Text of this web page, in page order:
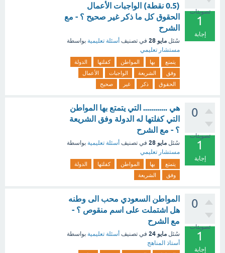
تصويتات
1
إجابة
(0.5 نقطة) الواجبات الأعمال
الحقوق كل ما ذكر غير صحيح ؟ - مع
الشرح
سُئل مايو 28 في تصنيف أسئلة تعليمية بواسطة
مستشار تعليمي
يتمتع بها المواطن كفلتها
الدولة
وفق
الشريعة الواجبات
الأعمال
الحقوق
ذكر غير صحيح
0
تصويتات
1
إجابة
هي ............ التي يتمتع بها المواطن
التي كفلتها له الدولة وفق الشريعة
؟ - مع الشرح
سُئل مايو 28 في تصنيف أسئلة تعليمية بواسطة
مستشار تعليمي
يتمتع بها المواطن كفلتها
الدولة
وفق
الشريعة
0
تصويتات
1
إجابة
المواطن السعودي محب الى وطنه
هل اشتملت على اسم منقوص ؟ -
مع الشرح
سُئل مايو 24 في تصنيف أسئلة تعليمية بواسطة
أستاذ المناهج